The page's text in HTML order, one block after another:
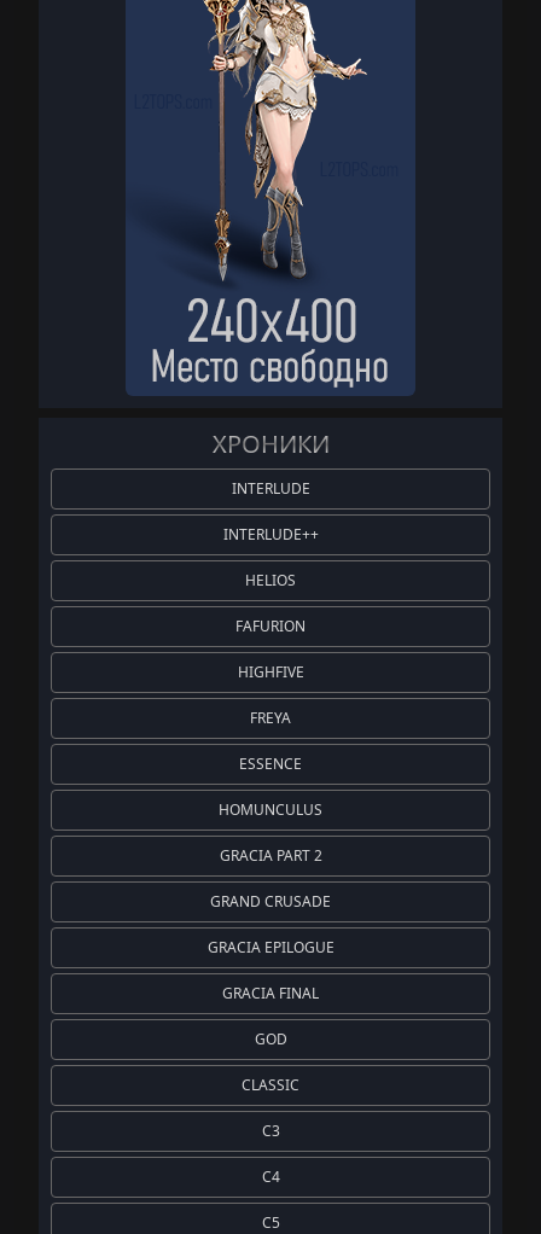
ХРОНИКИ
INTERLUDE
INTERLUDE++
HELIOS
FAFURION
HIGHFIVE
FREYA
ESSENCE
HOMUNCULUS
GRACIA PART 2
GRAND CRUSADE
GRACIA EPILOGUE
GRACIA FINAL
GOD
CLASSIC
C3
C4
C5